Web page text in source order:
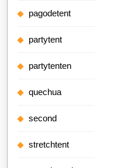
pagodetent
partytent
partytenten
quechua
second
stretchtent